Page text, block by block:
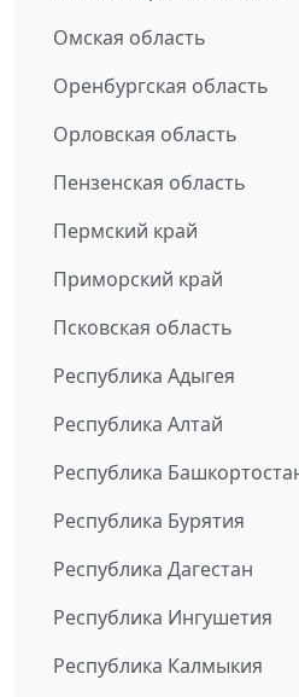
Омская область
Оренбургская область
Орловская область
Пензенская область
Пермский край
Приморский край
Псковская область
Республика Адыгея
Республика Алтай
Республика
Республика Бурятия
Республика Дагестан
Республика Ингушетия
Республика Калмыкия